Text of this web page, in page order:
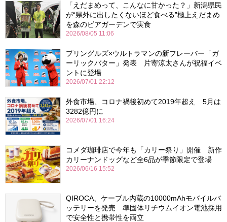
「えだまめって、こんなに甘かった？」新潟県民
が“県外に出したくないほど食べる”極上えだまめ
を森のビアガーデンで実食
2026/08/05 11:06
プリングルズ×ウルトラマンの新フレーバー「ガ
ーリックバター」発表 片寄涼太さんが祝福イベ
ントに登場
2026/07/01 22:12
外食市場、コロナ禍後初めて2019年超え 5月は
3282億円に
2026/07/01 16:24
コメダ珈琲店で今年も「カリー祭り」開催 新作
カリーナンドッグなど全6品が季節限定で登場
2026/06/16 15:52
QIROCA、ケーブル内蔵の10000mAhモバイルバ
ッテリーを発売 準固体リチウムイオン電池採用
で安全性と携帯性を両立